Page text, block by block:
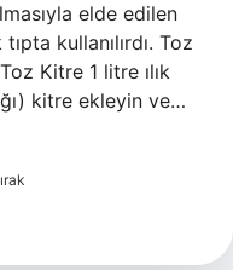
elde edilen
kullanılırdı. Toz
Kitre 1 litre ılık
kitre ekleyin ve…